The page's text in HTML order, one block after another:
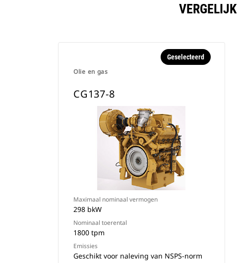
Olie en gas
Geselecteerd
CG137-8
Maximaal nominaal vermogen
298 bkW
Nominaal toerental
1800 tpm
Emissies
Geschikt voor naleving van NSPS-norm